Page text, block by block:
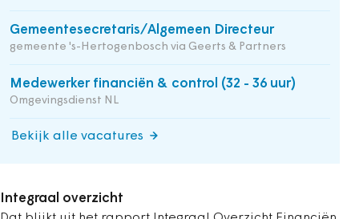
Gemeentesecretaris/Algemeen Directeur
gemeente 's-Hertogenbosch via Geerts & Partners
Medewerker financiën & control (32 - 36 uur)
Omgevingsdienst NL
Bekijk alle vacatures
Integraal overzicht